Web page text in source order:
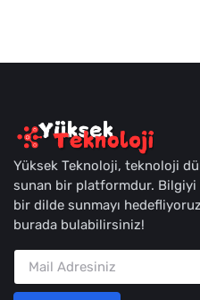
Yüksek Teknoloji, teknoloji
sunan bir platformdur. Bilgiyi
bir dilde sunmayı
burada bulabilirsiniz!